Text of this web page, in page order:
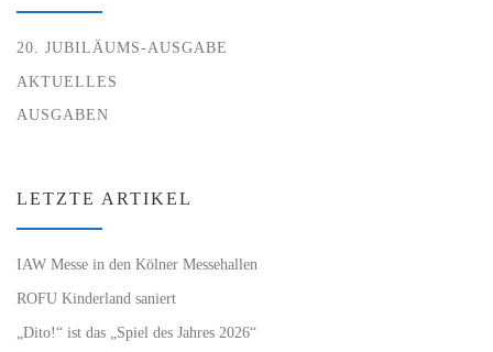
20. JUBILÄUMS-AUSGABE
AKTUELLES
AUSGABEN
LETZTE ARTIKEL
IAW Messe in den Kölner Messehallen
ROFU Kinderland saniert
„Dito!“ ist das „Spiel des Jahres 2026“